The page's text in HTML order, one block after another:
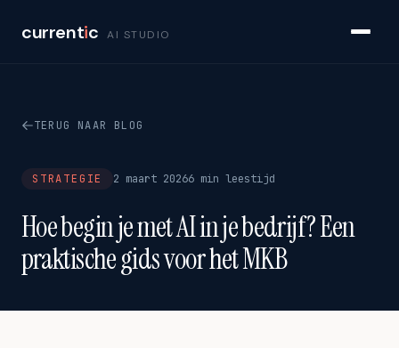
currentic AI STUDIO
TERUG NAAR BLOG
STRATEGIE 2 maart 20266 min leestijd
Hoe begin je met AI in je bedrijf? Een
praktische gids voor het MKB